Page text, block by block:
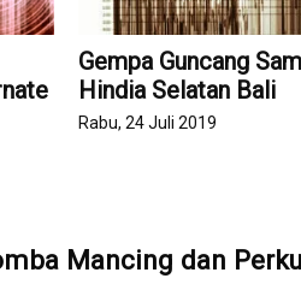
Gempa Guncang
Hindia Selatan Bali
Rabu, 24 Juli 2019
Mancing dan